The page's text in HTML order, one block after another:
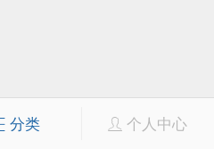
分类 个人中心